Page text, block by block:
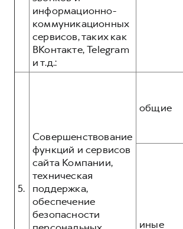
информационно-
коммуникационных
сервисов, таких как
ВКонтакте, Telegram
и т.д.:
5.
Совершенствование
функций и сервисов
сайта Компании,
техническая
поддержка,
обеспечение
безопасности
общие
иные